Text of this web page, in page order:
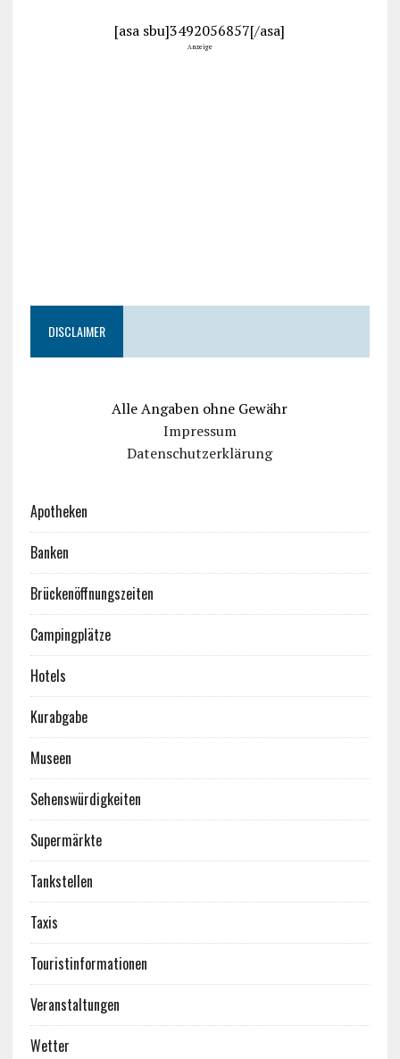
[asa sbu]3492056857[/asa]
Anzeige
DISCLAIMER
Alle Angaben ohne Gewähr
Impressum
Datenschutzerklärung
Apotheken
Banken
Brückenöffnungszeiten
Campingplätze
Hotels
Kurabgabe
Museen
Sehenswürdigkeiten
Supermärkte
Tankstellen
Taxis
Touristinformationen
Veranstaltungen
Wetter